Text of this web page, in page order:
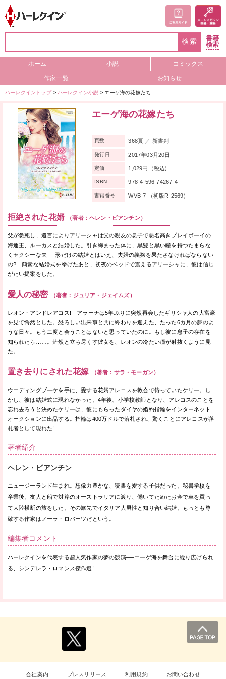
検索
書籍
検索
ホーム 小説 コミックス
作家一覧 お知らせ
ハーレクイントップ ハーレクイン小説 エーゲ海の花嫁たち
エーゲ海の花嫁たち
拒絶された花婿 （著者：ヘレン・ビアンチン）
父が急死し、遺言によりアリーシャは父の親友の息子で悪名高きプレイボーイの
海運王、ルーカスと結婚した。引き締まった体に、黒髪と黒い瞳を持つたまらな
くセクシーな夫──形だけの結婚とはいえ、夫婦の義務を果たさなければならない
の? 簡素な結婚式を挙げたあと、初夜のベッドで震えるアリーシャに、彼は信じ
がたい提案をした。
愛人の秘密 （著者：ジュリア・ジェイムズ）
レオン・アンドレアコス! アラーナは5年ぶりに突然再会したギリシャ人の大富豪
を見て愕然とした。恐ろしい出来事と共に終わりを迎えた、たった6カ月の夢のよ
うな日々。もう二度と会うことはないと思っていたのに。もし彼に息子の存在を
知られたら……。茫然と立ち尽くす彼女を、レオンの冷たい瞳が射抜くように見
た。
置き去りにされた花嫁 （著者：サラ・モーガン）
ウエディングブーケを手に、愛する花婿アレコスを教会で待っていたケリー。し
かし、彼は結婚式に現れなかった。4年後、小学校教師となり、アレコスのことを
忘れ去ろうと決めたケリーは、彼にもらったダイヤの婚約指輪をインターネット
オークションに出品する。指輪は400万ドルで落札され、驚くことにアレコスが落
札者として現れた!
頁数 368頁 ／ 新書判
発行日 2017年03月20日
定価 1,029円（税込)
ISBN 978-4-596-74267-4
書籍番号 WVB-7 （初版R-2569）
著者紹介
ヘレン・ビアンチン
ニュージーランド生まれ。想像力豊かな、読書を愛する子供だった。秘書学校を
卒業後、友人と船で対岸のオーストラリアに渡り、働いてためたお金で車を買っ
て大陸横断の旅をした。その旅先でイタリア人男性と知り合い結婚。もっとも尊
敬する作家はノーラ・ロバーツだという。
編集者コメント
ハーレクインを代表する超人気作家の夢の競演──エーゲ海を舞台に繰り広げられ
る、シンデレラ・ロマンス傑作選!
会社案内 プレスリリース 利用規約 お問い合わせ